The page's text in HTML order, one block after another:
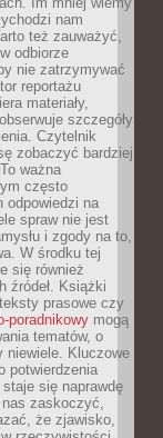
nam
też zauważyć,
odbiorze
nie zatrzymywać
reportażu
materiały,
szczegóły
Czytelnik
zobaczyć bardziej
ważna
często
odpowiedzi na
spraw nie jest
i zgody na to,
W środku tej
się również
źródeł. Książki
prasowe czy
poradnikowy mogą
tematów, o
niewiele. Kluczowe
potwierdzenia
się naprawdę
zaskoczyć,
że zjawisko,